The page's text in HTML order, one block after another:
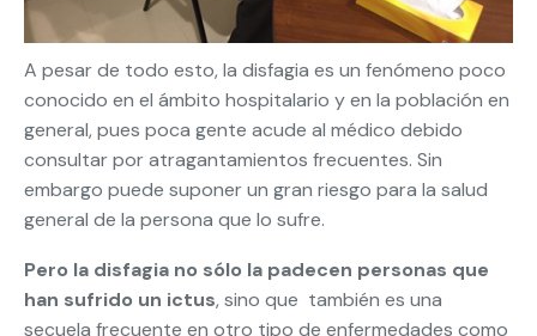
A pesar de todo esto, la disfagia es un fenómeno poco
conocido en el ámbito hospitalario y en la población en
general, pues poca gente acude al médico debido
consultar por atragantamientos frecuentes. Sin
embargo puede suponer un gran riesgo para la salud
general de la persona que lo sufre.
Pero la disfagia no sólo la padecen personas que
han sufrido un ictus, sino que también es una
secuela frecuente en otro tipo de enfermedades como